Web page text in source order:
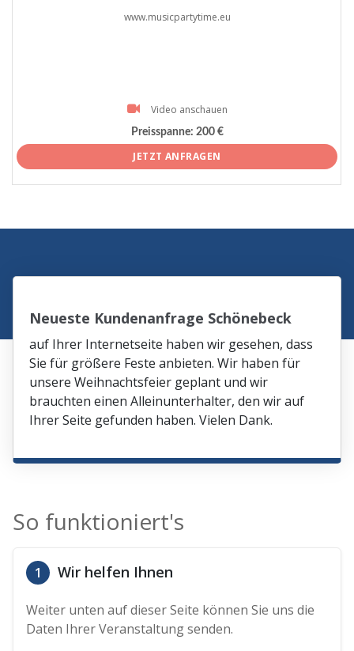
www.musicpartytime.eu
Video anschauen
Preisspanne: 200 €
JETZT ANFRAGEN
Neueste Kundenanfrage Schönebeck
auf Ihrer Internetseite haben wir gesehen, dass
Sie für größere Feste anbieten. Wir haben für
unsere Weihnachtsfeier geplant und wir
brauchten einen Alleinunterhalter, den wir auf
Ihrer Seite gefunden haben. Vielen Dank.
So funktioniert's
1 Wir helfen Ihnen
Weiter unten auf dieser Seite können Sie uns die
Daten Ihrer Veranstaltung senden.